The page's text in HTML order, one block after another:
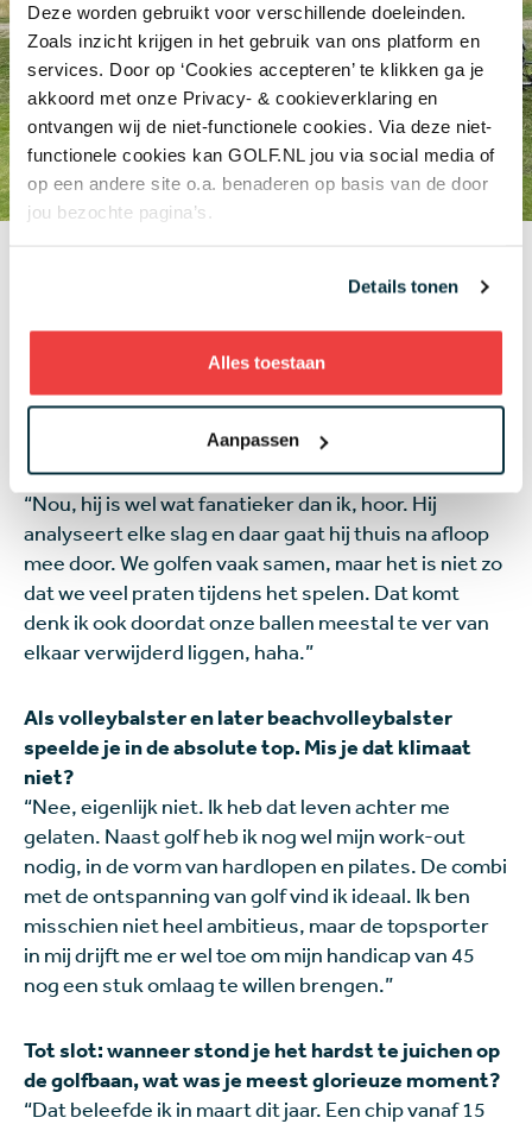
Deze worden gebruikt voor verschillende doeleinden.
Zoals inzicht krijgen in het gebruik van ons platform en
services. Door op ‘Cookies accepteren’ te klikken ga je
akkoord met onze Privacy- & cookieverklaring en
ontvangen wij de niet-functionele cookies. Via deze niet-
functionele cookies kan GOLF.NL jou via social media of
op een andere site o.a. benaderen op basis van de door
jou bezochte pagina’s.
Details tonen
Alles toestaan
Aanpassen
“Mijn zoon is 3 en nog wat te jong, maar mijn dochter
tennist ook, maar vindt golf stiekem nóg leuker.”
Jouw man Reinder Nummerdor, eveneens oud-
topvolleyballer, golft ook. Kun je je een beetje
meten met hem?
“Nou, hij is wel wat fanatieker dan ik, hoor. Hij
analyseert elke slag en daar gaat hij thuis na afloop
mee door. We golfen vaak samen, maar het is niet zo
dat we veel praten tijdens het spelen. Dat komt
denk ik ook doordat onze ballen meestal te ver van
elkaar verwijderd liggen, haha.”
Als volleybalster en later beachvolleybalster
speelde je in de absolute top. Mis je dat klimaat
niet?
“Nee, eigenlijk niet. Ik heb dat leven achter me
gelaten. Naast golf heb ik nog wel mijn work-out
nodig, in de vorm van hardlopen en pilates. De combi
met de ontspanning van golf vind ik ideaal. Ik ben
misschien niet heel ambitieus, maar de topsporter
in mij drijft me er wel toe om mijn handicap van 45
nog een stuk omlaag te willen brengen.”
Tot slot: wanneer stond je het hardst te juichen op
de golfbaan, wat was je meest glorieuze moment?
“Dat beleefde ik in maart dit jaar. Een chip vanaf 15